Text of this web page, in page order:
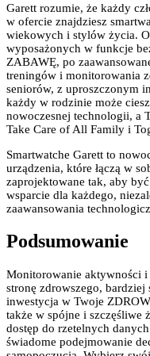
Garett rozumie, że każdy
w ofercie znajdziesz
wiekowych i stylów życia.
wyposażonych w funkcje
ZABAWĘ, po
treningów i monitorowania
seniorów, z uproszczonym
każdy w rodzinie może
nowoczesnej technologii, a
Take Care of All Family i
Smartwatche Garett to
urządzenia, które łączą w
zaprojektowane tak, aby
wsparcie dla każdego,
zaawansowania
Podsumowanie
Monitorowanie aktywności i
stronę zdrowszego,
inwestycja w Twoje
także w spójne i szczęśliwe
dostęp do rzetelnych
świadome podejmowanie